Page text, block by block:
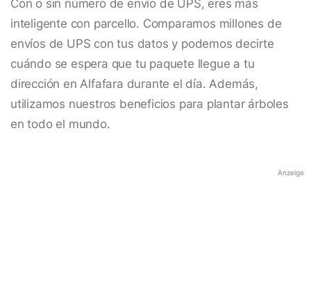
Con o sin número de envío de UPS, eres más
inteligente con parcello. Comparamos millones de
envíos de UPS con tus datos y podemos decirte
cuándo se espera que tu paquete llegue a tu
dirección en Alfafara durante el día. Además,
utilizamos nuestros beneficios para plantar árboles
en todo el mundo.
Anzeige